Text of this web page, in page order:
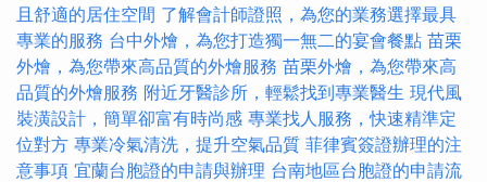
且舒適的居住空間 了解會計師證照，為您的業務選擇最具
專業的服務 台中外燴，為您打造獨一無二的宴會餐點 苗栗
外燴，為您帶來高品質的外燴服務 苗栗外燴，為您帶來高
品質的外燴服務 附近牙醫診所，輕鬆找到專業醫生 現代風
裝潢設計，簡單卻富有時尚感 專業找人服務，快速精準定
位對方 專業冷氣清洗，提升空氣品質 菲律賓簽證辦理的注
意事項 宜蘭台胞證的申請與辦理 台南地區台胞證的申請流